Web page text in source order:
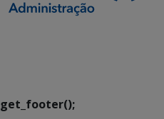
get_footer();